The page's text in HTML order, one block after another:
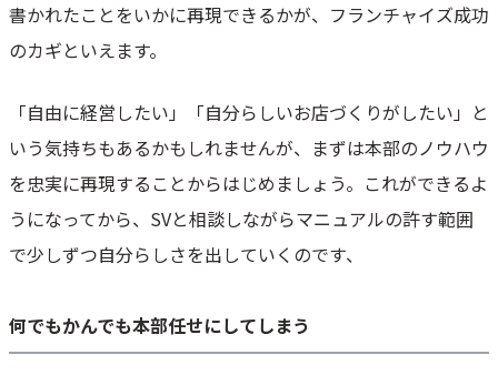
書かれたことをいかに再現できるかが、フランチャイズ成功
のカギといえます。
「自由に経営したい」「自分らしいお店づくりがしたい」と
いう気持ちもあるかもしれませんが、まずは本部のノウハウ
を忠実に再現することからはじめましょう。これができるよ
うになってから、SVと相談しながらマニュアルの許す範囲
で少しずつ自分らしさを出していくのです、
何でもかんでも本部任せにしてしまう